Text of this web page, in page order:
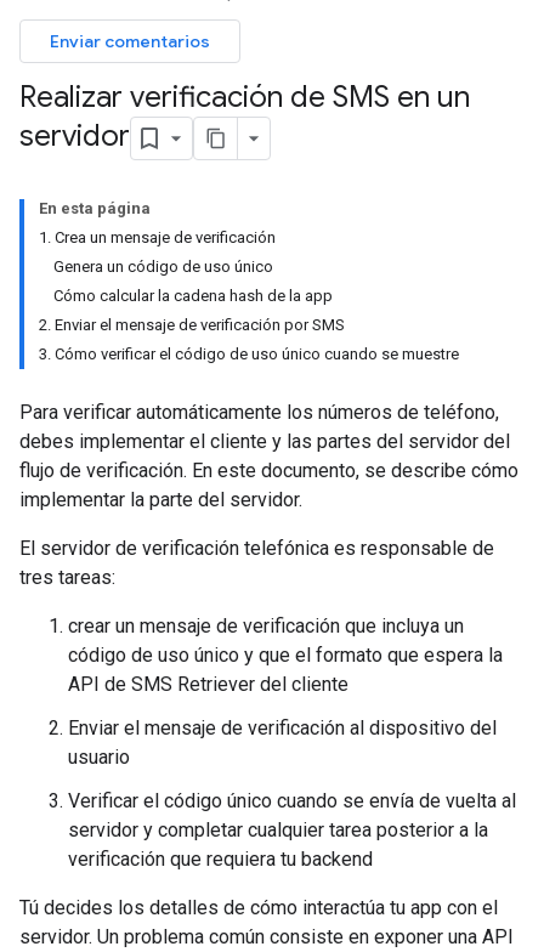
Enviar comentarios
Realizar verificación de SMS en un
servidor
En esta página
1. Crea un mensaje de verificación
Genera un código de uso único
Cómo calcular la cadena hash de la app
2. Enviar el mensaje de verificación por SMS
3. Cómo verificar el código de uso único cuando se muestre
Para verificar automáticamente los números de teléfono,
debes implementar el cliente y las partes del servidor del
flujo de verificación. En este documento, se describe cómo
implementar la parte del servidor.
El servidor de verificación telefónica es responsable de
tres tareas:
crear un mensaje de verificación que incluya un
código de uso único y que el formato que espera la
API de SMS Retriever del cliente
Enviar el mensaje de verificación al dispositivo del
usuario
Verificar el código único cuando se envía de vuelta al
servidor y completar cualquier tarea posterior a la
verificación que requiera tu backend
Tú decides los detalles de cómo interactúa tu app con el
servidor. Un problema común consiste en exponer una API